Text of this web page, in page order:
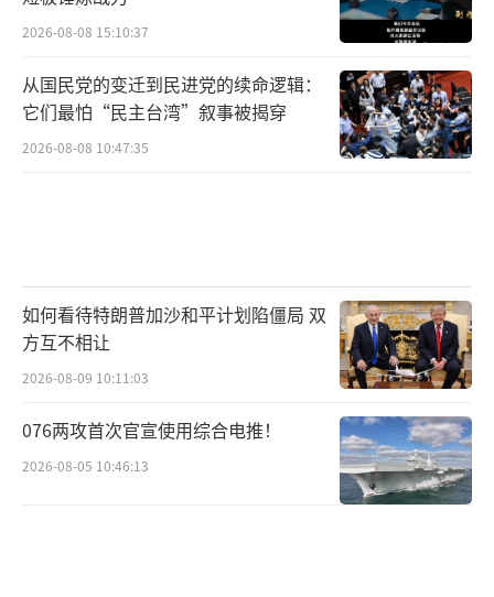
2026-08-08 15:10:37
从国民党的变迁到民进党的续命逻辑：
它们最怕“民主台湾”叙事被揭穿
2026-08-08 10:47:35
如何看待特朗普加沙和平计划陷僵局 双
方互不相让
2026-08-09 10:11:03
076两攻首次官宣使用综合电推！
2026-08-05 10:46:13